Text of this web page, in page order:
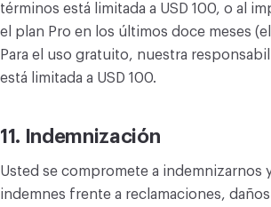
términos está limitada a USD 100, o al
el plan Pro en los últimos doce meses
Para el uso gratuito, nuestra
está limitada a USD 100.
11. Indemnización
Usted se compromete a indemnizarnos
indemnes frente a reclamaciones,